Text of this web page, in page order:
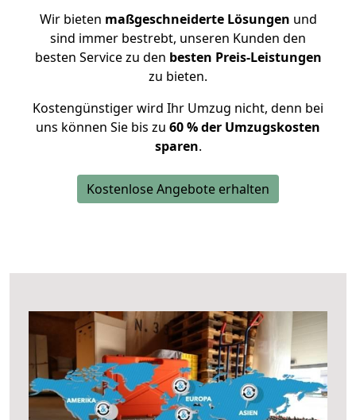
Wir bieten maßgeschneiderte Lösungen und
sind immer bestrebt, unseren Kunden den
besten Service zu den besten Preis-Leistungen
zu bieten.
Kostengünstiger wird Ihr Umzug nicht, denn bei
uns können Sie bis zu 60 % der Umzugskosten
sparen.
Kostenlose Angebote erhalten